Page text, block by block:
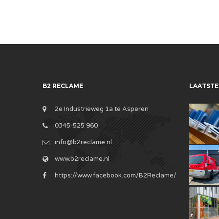
B2 RECLAME
2e Industrieweg 1a te Asperen
0345-525 960
info@b2reclame.nl
www.b2reclame.nl
https://www.facebook.com/B2Reclame/